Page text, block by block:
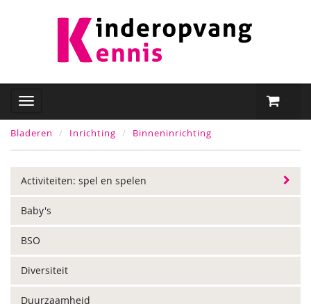
Bladeren Inrichting Binneninrichting
Activiteiten: spel en spelen
Baby's
BSO
Diversiteit
Duurzaamheid